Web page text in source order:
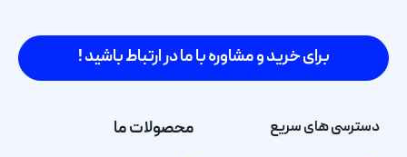
برای خرید و مشاوره با ما در ارتباط باشید !
دسترسی های سریع محصولات ما